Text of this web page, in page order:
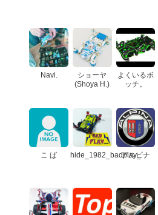
Navi.
ショーヤ
(Shoya H.)
よくいるボ
ッチ。
こ ば hide_1982_badplay_
アルピナ